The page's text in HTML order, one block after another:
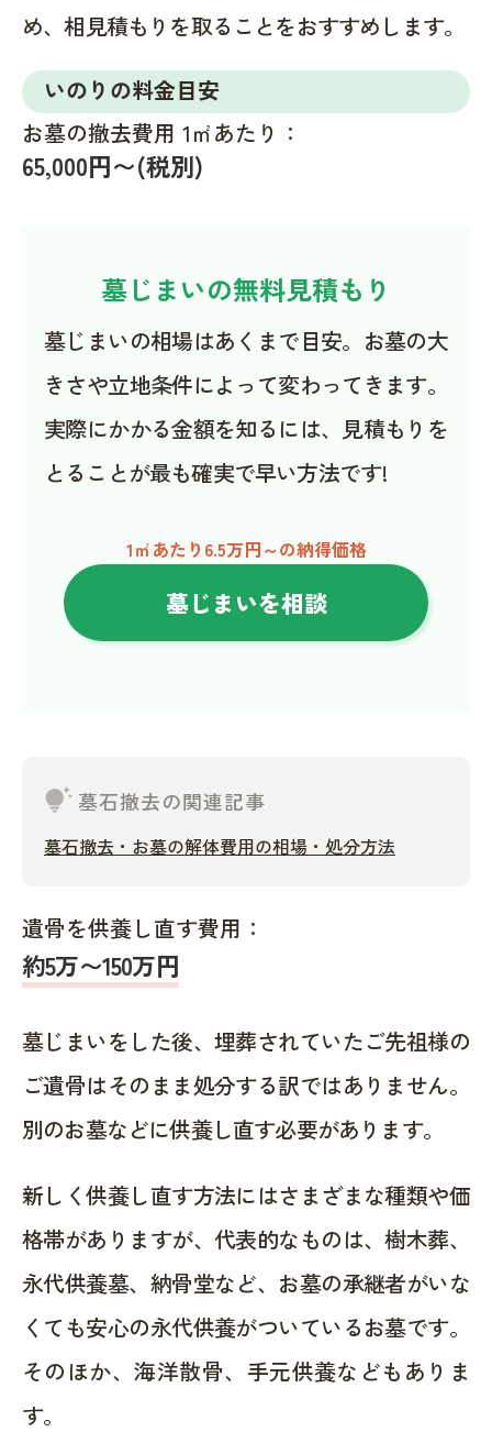
め、相見積もりを取ることをおすすめします。
いのりの料金目安
お墓の撤去費用 1㎡あたり：
65,000円〜(税別)
墓じまいの無料見積もり
墓じまいの相場はあくまで目安。お墓の大
きさや立地条件によって変わってきます。
実際にかかる金額を知るには、見積もりを
とることが最も確実で早い方法です!
1㎡あたり6.5万円～の納得価格
墓じまいを相談
tips_and_updates墓石撤去の関連記事
墓石撤去・お墓の解体費用の相場・処分方法
遺骨を供養し直す費用：
約5万〜150万円
墓じまいをした後、埋葬されていたご先祖様の
ご遺骨はそのまま処分する訳ではありません。
別のお墓などに供養し直す必要があります。
新しく供養し直す方法にはさまざまな種類や価
格帯がありますが、代表的なものは、樹木葬、
永代供養墓、納骨堂など、お墓の承継者がいな
くても安心の永代供養がついているお墓です。
そのほか、海洋散骨、手元供養などもありま
す。